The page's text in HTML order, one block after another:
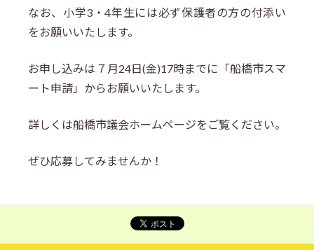
なお、小学3・4年生には必ず保護者の方の付添い
をお願いいたします。
お申し込みは７月24日(金)17時までに「船橋市スマ
ート申請」からお願いいたします。
詳しくは船橋市議会ホームページをご覧ください。
ぜひ応募してみませんか！